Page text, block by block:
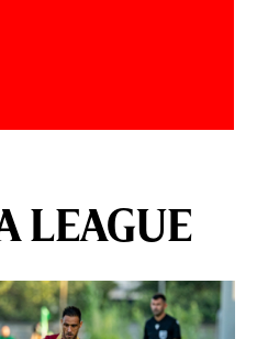
LEAGUE